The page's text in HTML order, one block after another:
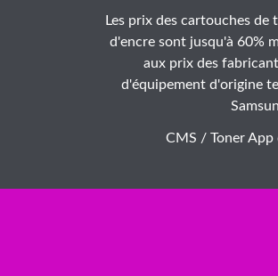
Les prix des cartouches de
d'encre sont jusqu'à 60%
aux prix des
d'équipement d'origine
CMS / Toner App